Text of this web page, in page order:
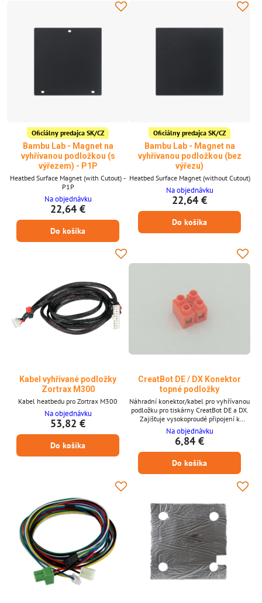
Oficiálny predajca SK/CZ
Bambu Lab - Magnet na
vyhřívanou podložkou (s
výřezem) - P1P
Heatbed Surface Magnet (with Cutout) -
P1P
Na objednávku
22,64 €
Do košíka
Oficiálny predajca SK/CZ
Bambu Lab - Magnet na
vyhřívanou podložkou (bez
výřezu)
Heatbed Surface Magnet (without Cutout)
Na objednávku
22,64 €
Do košíka
Kabel vyhřívané podložky
Zortrax M300
Kabel heatbedu pro Zortrax M300
Na objednávku
53,82 €
Do košíka
CreatBot DE / DX Konektor
topné podložky
Náhradní konektor/kabel pro vyhřívanou
podložku pro tiskárny CreatBot DE a DX.
Zajišťuje vysokoproudé připojení k
vyhřívané tiskové podložce a, kde je to
použitelné, vede signál teploty podložky
(termistoru) pro stabilní regulaci ohřevu.
Klíčové vlastnosti Kompatibilita:
Připojovací body vyhřívané podložky
CreatBot DE / DX. Funkce: Přenáší
napájení topení podložky a (kde je to
Na objednávku
6,84 €
Do košíka